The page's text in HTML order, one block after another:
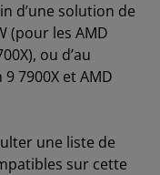
d’une solution de
(pour les AMD
ou d’au
7900X et AMD
une liste de
sur cette